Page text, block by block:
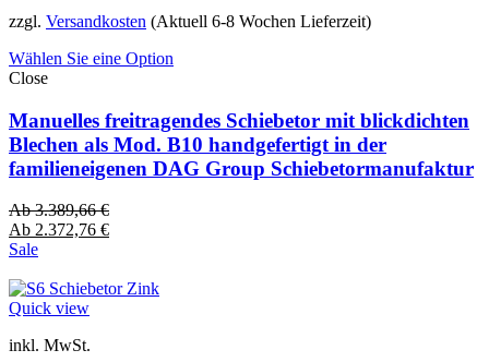
zzgl. Versandkosten (Aktuell 6-8 Wochen Lieferzeit)
Wählen Sie eine Option
Close
Manuelles freitragendes Schiebetor mit blickdichten
Blechen als Mod. B10 handgefertigt in der
familieneigenen DAG Group Schiebetormanufaktur
Ab3.389,66€
Ab 2.372,76 €
Sale
Quick view
inkl. MwSt.